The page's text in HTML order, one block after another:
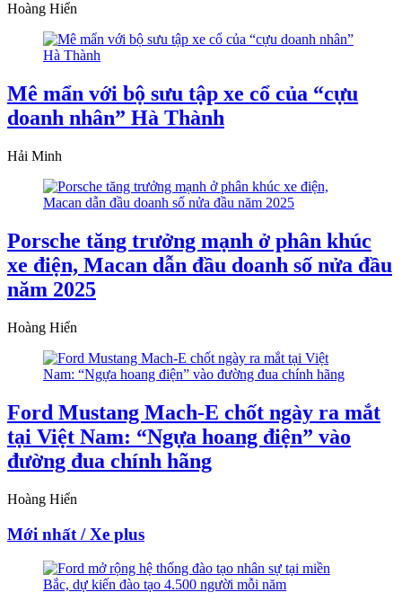
Hoàng Hiển
Mê mẩn với bộ sưu tập xe cổ của “cựu
doanh nhân” Hà Thành
Hải Minh
Porsche tăng trưởng mạnh ở phân khúc
xe điện, Macan dẫn đầu doanh số nửa đầu
năm 2025
Hoàng Hiển
Ford Mustang Mach-E chốt ngày ra mắt
tại Việt Nam: “Ngựa hoang điện” vào
đường đua chính hãng
Hoàng Hiển
Mới nhất / Xe plus